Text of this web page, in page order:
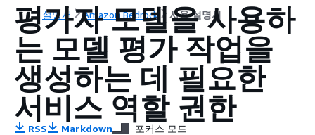
설명서 Amazon Bedrock 사용 설명서
평가자 모델을 사용하
는 모델 평가 작업을
생성하는 데 필요한
서비스 역할 권한
RSS Markdown 포커스 모드